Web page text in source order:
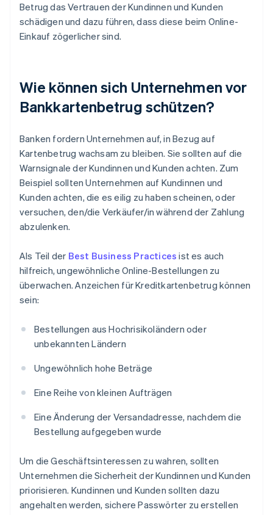
Betrug das Vertrauen der Kundinnen und Kunden
schädigen und dazu führen, dass diese beim Online-
Einkauf zögerlicher sind.
Wie können sich Unternehmen vor
Bankkartenbetrug schützen?
Banken fordern Unternehmen auf, in Bezug auf
Kartenbetrug wachsam zu bleiben. Sie sollten auf die
Warnsignale der Kundinnen und Kunden achten. Zum
Beispiel sollten Unternehmen auf Kundinnen und
Kunden achten, die es eilig zu haben scheinen, oder
versuchen, den/die Verkäufer/in während der Zahlung
abzulenken.
Als Teil der Best Business Practices ist es auch
hilfreich, ungewöhnliche Online-Bestellungen zu
überwachen. Anzeichen für Kreditkartenbetrug können
sein:
Bestellungen aus Hochrisikoländern oder
unbekannten Ländern
Ungewöhnlich hohe Beträge
Eine Reihe von kleinen Aufträgen
Eine Änderung der Versandadresse, nachdem die
Bestellung aufgegeben wurde
Um die Geschäftsinteressen zu wahren, sollten
Unternehmen die Sicherheit der Kundinnen und Kunden
priorisieren. Kundinnen und Kunden sollten dazu
angehalten werden, sichere Passwörter zu erstellen